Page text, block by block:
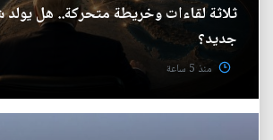
ثلاثة لقاءات وخريطة متحركة.. هل
جديد؟
منذ 5 ساعة